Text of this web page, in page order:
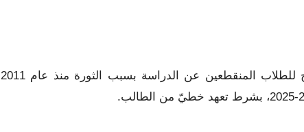
وفي 13 أبريل 2025 أصدرت وزارة التعليم العالي قراراً يسمح للطلاب المنقطعين عن الدراسة بسبب الثورة منذ عام 2011